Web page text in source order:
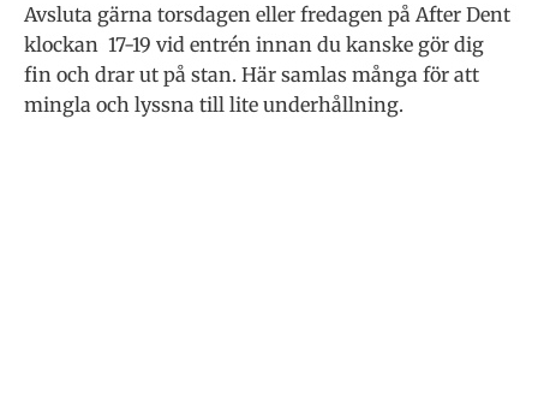
Avsluta gärna torsdagen eller fredagen på After Dent
klockan 17-19 vid entrén innan du kanske gör dig
fin och drar ut på stan. Här samlas många för att
mingla och lyssna till lite underhållning.